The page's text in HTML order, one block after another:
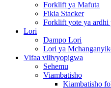
Forklift ya Mafuta
Fikia Stacker
Forklift yote ya ardhi
Lori
Dampo Lori
Lori ya
Vifaa vilivyopigwa
Sehemu
Viambatisho
Kiambatisho